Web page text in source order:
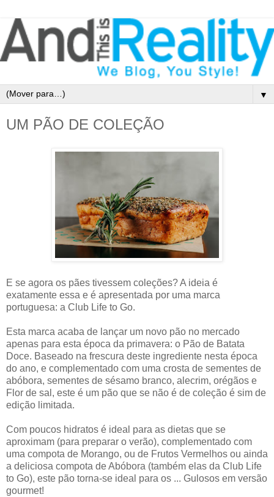
▼
UM PÃO DE COLEÇÃO
E se agora os pães tivessem coleções? A ideia é
exatamente essa e é apresentada por uma marca
portuguesa: a Club Life to Go.
Esta marca acaba de lançar um novo pão no mercado
apenas para esta época da primavera: o Pão de Batata
Doce. Baseado na frescura deste ingrediente nesta época
do ano, e complementado com uma crosta de sementes de
abóbora, sementes de sésamo branco, alecrim, orégãos e
Flor de sal, este é um pão que se não é de coleção é sim de
edição limitada.
Com poucos hidratos é ideal para as dietas que se
aproximam (para preparar o verão), complementado com
uma compota de Morango, ou de Frutos Vermelhos ou ainda
a deliciosa compota de Abóbora (também elas da Club Life
to Go), este pão torna-se ideal para os ... Gulosos em versão
gourmet!